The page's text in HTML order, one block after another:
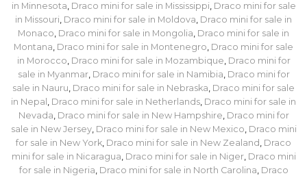
in Minnesota, Draco mini for sale in Mississippi, Draco mini for sale
in Missouri, Draco mini for sale in Moldova, Draco mini for sale in
Monaco, Draco mini for sale in Mongolia, Draco mini for sale in
Montana, Draco mini for sale in Montenegro, Draco mini for sale
in Morocco, Draco mini for sale in Mozambique, Draco mini for
sale in Myanmar, Draco mini for sale in Namibia, Draco mini for
sale in Nauru, Draco mini for sale in Nebraska, Draco mini for sale
in Nepal , Draco mini for sale in Netherlands, Draco mini for sale in
Nevada, Draco mini for sale in New Hampshire, Draco mini for
sale in New Jersey, Draco mini for sale in New Mexico, Draco mini
for sale in New York, Draco mini for sale in New Zealand , Draco
mini for sale in Nicaragua, Draco mini for sale in Niger, Draco mini
for sale in Nigeria, Draco mini for sale in North Carolina, Draco